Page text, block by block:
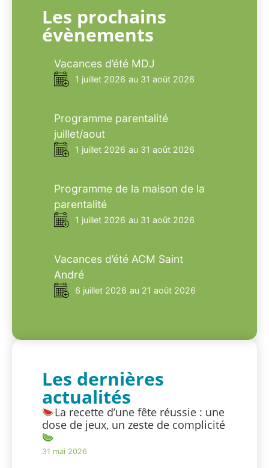
Les prochains
évènements
Vacances d’été MDJ
1 juillet 2026 au 31 août 2026
Programme parentalité
juillet/aout
1 juillet 2026 au 31 août 2026
Programme de la maison de la
parentalité
1 juillet 2026 au 31 août 2026
Vacances d’été ACM Saint
André
6 juillet 2026 au 21 août 2026
Les dernières
actualités
La recette d’une fête réussie : une
dose de jeux, un zeste de complicité
31 mai 2026